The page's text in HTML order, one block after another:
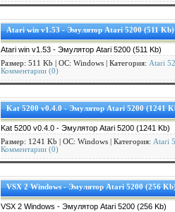
Atari win v1.53 - Эмулятор Atari 5200 (511 Kb)
Atari win v1.53 - Эмулятор Atari 5200 (511 Kb)
Размер: 511 Kb | ОС: Windows | Категория: Atari
Комментарии (0)
Kat 5200 v0.4.0 - Эмулятор Atari 5200 (1241
Kat 5200 v0.4.0 - Эмулятор Atari 5200 (1241 Kb)
Размер: 1241 Kb | ОС: Windows | Категория: Atari
Комментарии (0)
VSX 2 Windows - Эмулятор Atari 5200 (256
VSX 2 Windows - Эмулятор Atari 5200 (256 Kb)